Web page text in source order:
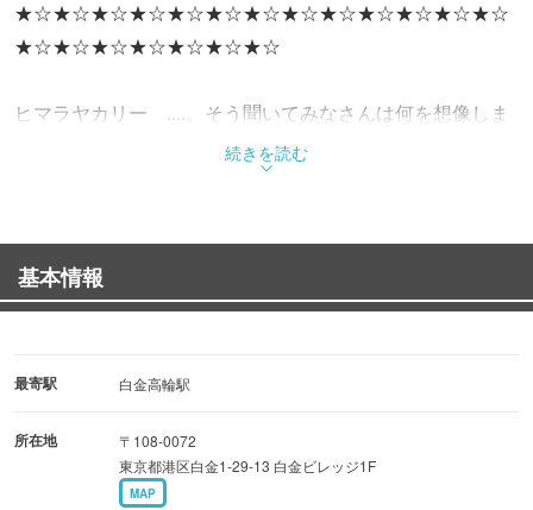
★☆★☆★☆★☆★☆★☆★☆★☆★☆★☆★☆★☆★☆
★☆★☆★☆★☆★☆★☆★☆
ヒマラヤカリー ....。そう聞いてみなさんは何を想像しま
Himalaya Curryのこだわりは、「本場ネパールから招いた
シェフによる絶品ナン」です。
イメージした、そんな雰囲気のカフェスタイル
女性が来店しやすいお店です♪
続きを読む
基本情報
最寄駅 白金高輪駅
所在地
〒108-0072
東京都港区白金1-29-13 白金ビレッジ1F
MAP